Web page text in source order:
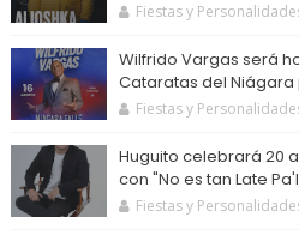
Fiestas y
Wilfrido Vargas será
Cataratas del
Fiestas y
Huguito celebrará 20
con "No es tan Late
Fiestas y